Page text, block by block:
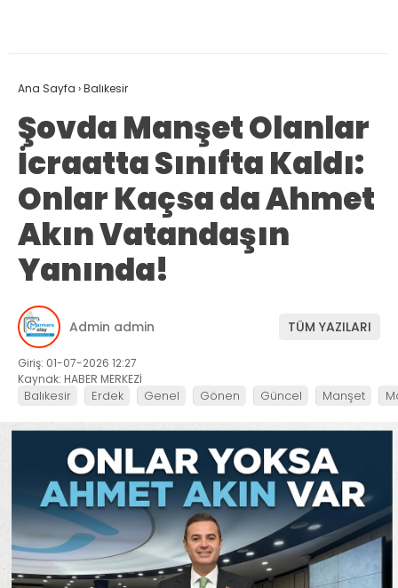
Ana Sayfa ›Balıkesir
Şovda Manşet Olanlar
İcraatta Sınıfta Kaldı:
Onlar Kaçsa da Ahmet
Akın Vatandaşın
Yanında!
Admin admin TÜM YAZILARI
Giriş: 01-07-2026 12:27
Kaynak: HABER MERKEZİ
Balıkesir Erdek Genel Gönen Güncel Manşet